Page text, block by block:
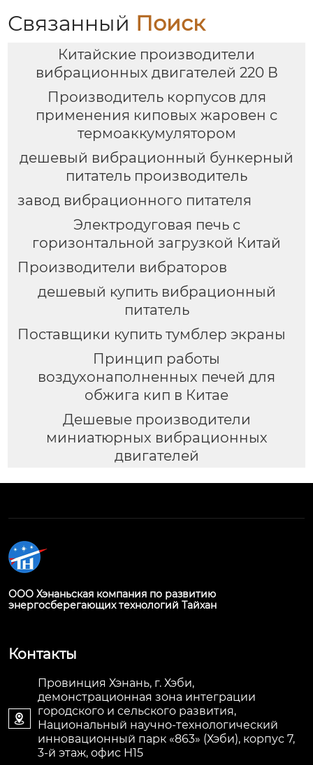
Связанный Поиск
Китайские производители
вибрационных двигателей 220 В
Производитель корпусов для
применения киповых жаровен с
термоаккумулятором
дешевый вибрационный бункерный
питатель производитель
завод вибрационного питателя
Электродуговая печь с
горизонтальной загрузкой Китай
Производители вибраторов
дешевый купить вибрационный
питатель
Поставщики купить тумблер экраны
Принцип работы
воздухонаполненных печей для
обжига кип в Китае
Дешевые производители
миниатюрных вибрационных
двигателей
ООО Хэнаньская компания по развитию
энергосберегающих технологий Тайхан
Контакты

Провинция Хэнань, г. Хэби,
демонстрационная зона интеграции
городского и сельского развития,
Национальный научно-технологический
инновационный парк «863» (Хэби), корпус 7,
3-й этаж, офис H15